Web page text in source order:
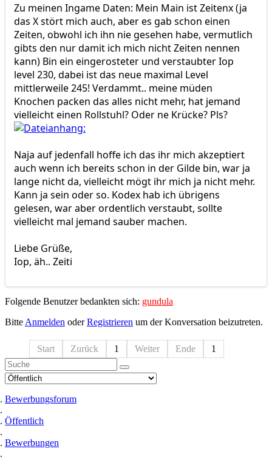
Zu meinen Ingame Daten: Mein Main ist Zeitenx (ja
das X stört mich auch, aber es gab schon einen
Zeiten, obwohl ich ihn nie gesehen habe, vermutlich
gibts den nur damit ich mich nicht Zeiten nennen
kann) Bin ein eingerosteter und verstaubter Iop
level 230, dabei ist das neue maximal Level
mittlerweile 245! Verdammt.. meine müden
Knochen packen das alles nicht mehr, hat jemand
vielleicht einen Rollstuhl? Oder ne Krücke? Pls?
Naja auf jedenfall hoffe ich das ihr mich akzeptiert
auch wenn ich bereits schon in der Gilde bin, war ja
lange nicht da, vielleicht mögt ihr mich ja nicht mehr.
Kann ja sein oder so. Kodex hab ich übrigens
gelesen, war aber ordentlich verstaubt, sollte
vielleicht mal jemand sauber machen.
Liebe Grüße,
Iop, äh.. Zeiti
Folgende Benutzer bedankten sich: gundula
Bitte Anmelden oderRegistrieren um der Konversation beizutreten.
Start Zurück 1 Weiter Ende 1
Bewerbungsforum
Öffentlich
Bewerbungen